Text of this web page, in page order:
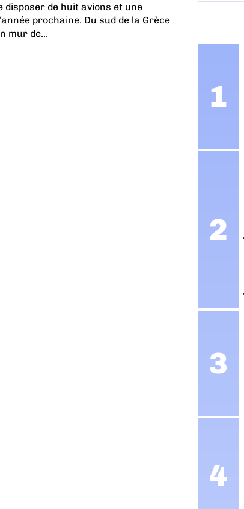
disposer de huit avions et une
prochaine. Du sud de la Grèce
mur de...